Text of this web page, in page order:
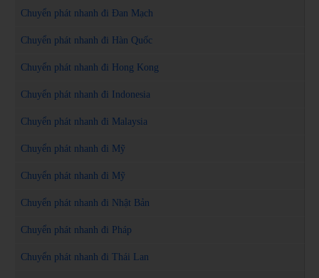
Chuyển phát nhanh đi Đan Mạch
Chuyển phát nhanh đi Hàn Quốc
Chuyển phát nhanh đi Hong Kong
Chuyển phát nhanh đi Indonesia
Chuyển phát nhanh đi Malaysia
Chuyển phát nhanh đi Mỹ
Chuyển phát nhanh đi Mỹ
Chuyển phát nhanh đi Nhật Bản
Chuyển phát nhanh đi Pháp
Chuyển phát nhanh đi Thái Lan